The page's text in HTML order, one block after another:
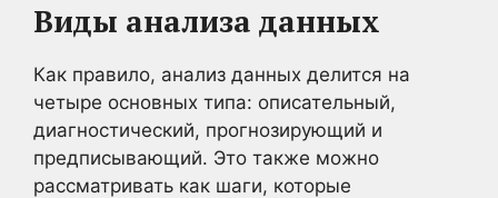
Виды анализа данных
Как правило, анализ данных делится на
четыре основных типа: описательный,
диагностический, прогнозирующий и
предписывающий. Это также можно
рассматривать как шаги, которые